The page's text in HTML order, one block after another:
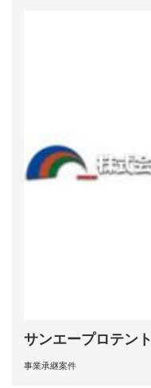
サンエープロテント
事業承継案件